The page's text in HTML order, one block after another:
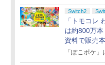
Switch2
「トモコレ
は約800万
資料で販売
「ぽこポケ